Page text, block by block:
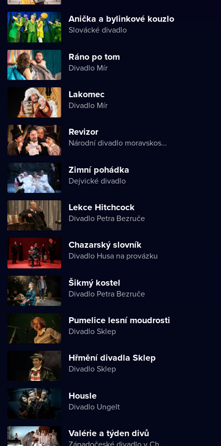
Anička a bylinkové kouzlo
Slovácké divadlo
Ráno po tom
Divadlo Mír
Lakomec
Divadlo Mír
Revizor
Národní divadlo moravskoslezské
Zimní pohádka
Dejvické divadlo
Lekce Hitchcock
Divadlo Petra Bezruče
Chazarský slovník
Divadlo Husa na provázku
Šikmý kostel
Divadlo Petra Bezruče
Pumelice lesní moudrosti
Divadlo Sklep
Hřmění divadla Sklep
Divadlo Sklep
Housle
Divadlo Ungelt
Valérie a týden divů